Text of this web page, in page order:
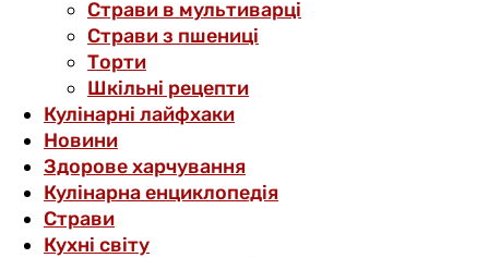
Страви в мультиварці
Страви з пшениці
Торти
Шкільні рецепти
Кулінарні лайфхаки
Новини
Здорове харчування
Кулінарна енциклопедія
Страви
Кухні світу